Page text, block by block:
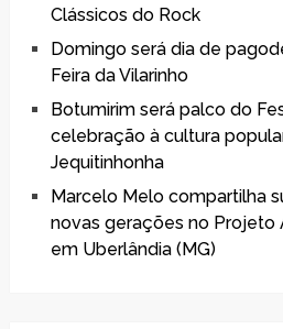
Clássicos do Rock
Domingo será dia de
Feira da Vilarinho
Botumirim será palco do
celebração à cultura
Jequitinhonha
Marcelo Melo compartilha
novas gerações no Projeto
em Uberlândia (MG)